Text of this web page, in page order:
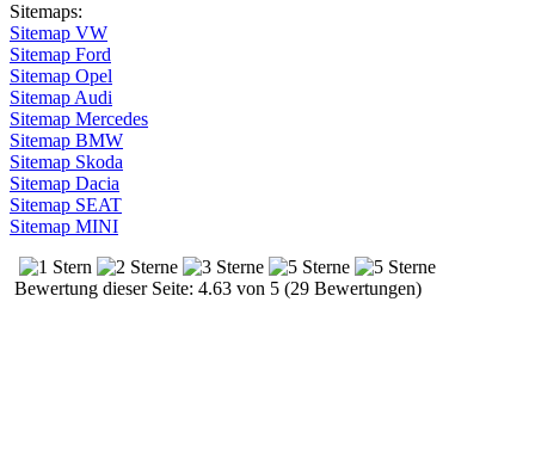
Sitemaps:
Sitemap VW
Sitemap Ford
Sitemap Opel
Sitemap Audi
Sitemap Mercedes
Sitemap BMW
Sitemap Skoda
Sitemap Dacia
Sitemap SEAT
Sitemap MINI
Bewertung dieser Seite: 4.63 von 5 (29 Bewertungen)